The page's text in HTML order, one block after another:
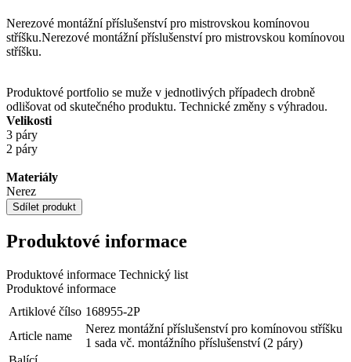
Nerezové montážní příslušenství pro mistrovskou komínovou
stříšku.Nerezové montážní příslušenství pro mistrovskou komínovou
stříšku.
Produktové portfolio se muže v jednotlivých případech drobně
odlišovat od skutečného produktu. Technické změny s výhradou.
Velikosti
3 páry
2 páry
Materiály
Nerez
Sdílet produkt
Produktové informace
Produktové informace Technický list
Produktové informace
Artiklové čílso 168955-2P
Article name
Nerez montážní příslušenství pro komínovou stříšku
1 sada vč. montážního příslušenství (2 páry)